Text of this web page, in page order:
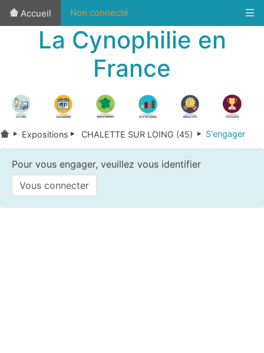
Accueil Non connecté
La Cynophilie en
France
Expositions CHALETTE SUR LOING (45) S'engager
Pour vous engager, veuillez vous identifier
Vous connecter